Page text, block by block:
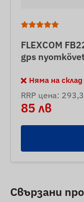
FLEXCOM
gps
Няма на склад
RRP цена:
85 лв
Свързани